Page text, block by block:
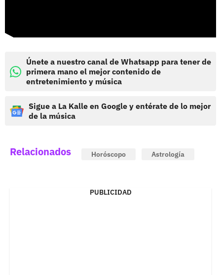
Únete a nuestro canal de Whatsapp para tener de
primera mano el mejor contenido de
entretenimiento y música
Sigue a La Kalle en Google y entérate de lo mejor
de la música
Relacionados Horóscopo Astrología
PUBLICIDAD